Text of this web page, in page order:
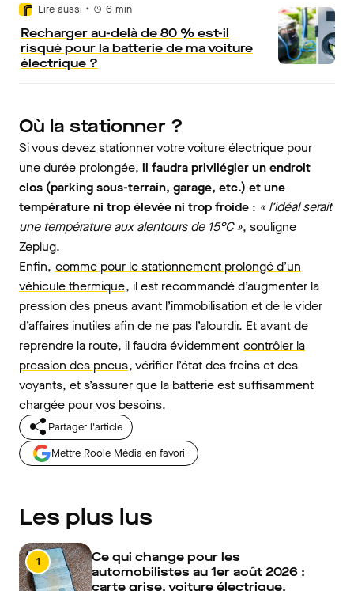
Lire aussi • 6 min
Recharger au-delà de 80 % est-il
risqué pour la batterie de ma voiture
électrique ?
Où la stationner ?
Si vous devez stationner votre voiture électrique pour
une durée prolongée, il faudra privilégier un endroit
clos (parking sous-terrain, garage, etc.) et une
température ni trop élevée ni trop froide : « l’idéal serait
une température aux alentours de 15°C », souligne
Zeplug.
Enfin, comme pour le stationnement prolongé d’un
véhicule thermique, il est recommandé d’augmenter la
pression des pneus avant l’immobilisation et de le vider
d’affaires inutiles afin de ne pas l’alourdir. Et avant de
reprendre la route, il faudra évidemment contrôler la
pression des pneus, vérifier l’état des freins et des
voyants, et s’assurer que la batterie est suffisamment
chargée pour vos besoins.
Partager l'article
Mettre Roole Média en favori
Les plus lus
1
Ce qui change pour les
automobilistes au 1er août 2026 :
carte grise, voiture électrique,